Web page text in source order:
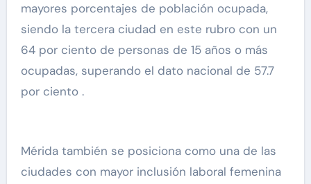
mayores porcentajes de población ocupada,
siendo la tercera ciudad en este rubro con un
64 por ciento de personas de 15 años o más
ocupadas, superando el dato nacional de 57.7
por ciento .
Mérida también se posiciona como una de las
ciudades con mayor inclusión laboral femenina